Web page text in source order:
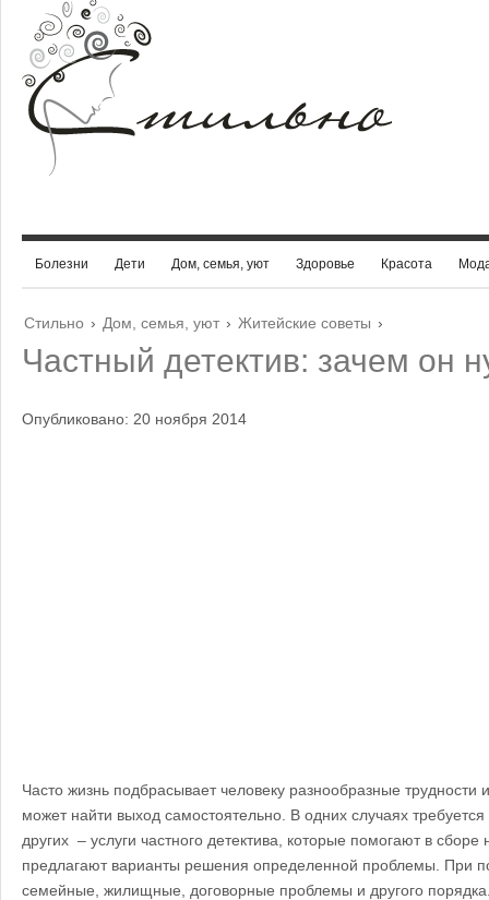
Болезни Дети Дом, семья, уют Здоровье Красота
Стильно › Дом, семья, уют › Житейские советы ›
Частный детектив: зачем он
Опубликовано: 20 ноября 2014
Часто жизнь подбрасывает человеку разнообразные трудности
может найти выход самостоятельно. В одних случаях
других – услуги частного детектива, которые помогают в
предлагают варианты решения определенной проблемы. При
семейные, жилищные, договорные проблемы и другого